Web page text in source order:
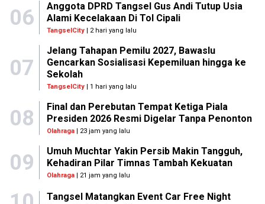
06
Anggota DPRD Tangsel Gus Andi Tutup Usia
Alami Kecelakaan Di Tol Cipali
TangselCity| 2 hari yang lalu
07
Jelang Tahapan Pemilu 2027, Bawaslu
Gencarkan Sosialisasi Kepemiluan hingga ke
Sekolah
TangselCity| 1 hari yang lalu
08
Final dan Perebutan Tempat Ketiga Piala
Presiden 2026 Resmi Digelar Tanpa Penonton
Olahraga| 23 jam yang lalu
09
Umuh Muchtar Yakin Persib Makin Tangguh,
Kehadiran Pilar Timnas Tambah Kekuatan
Olahraga| 21 jam yang lalu
Tangsel Matangkan Event Car Free Night